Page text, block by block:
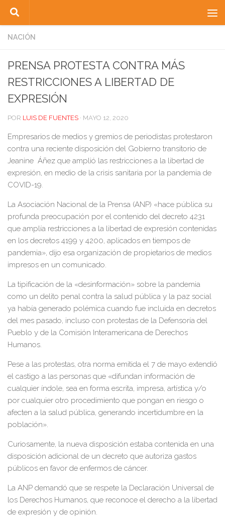
Saltar al contenido
NACIÓN
PRENSA PROTESTA CONTRA MÁS
RESTRICCIONES A LIBERTAD DE
EXPRESIÓN
POR LUIS DE FUENTES · MAYO 12, 2020
Empresarios de medios y gremios de periodistas protestaron
contra una reciente disposición del Gobierno transitorio de
Jeanine Áñez que amplió las restricciones a la libertad de
expresión, en medio de la crisis sanitaria por la pandemia de
COVID-19.
La Asociación Nacional de la Prensa (ANP) «hace pública su
profunda preocupación por el contenido del decreto 4231
que amplía restricciones a la libertad de expresión contenidas
en los decretos 4199 y 4200, aplicados en tiempos de
pandemia», dijo esa organización de propietarios de medios
impresos en un comunicado.
La tipificación de la «desinformación» sobre la pandemia
como un delito penal contra la salud pública y la paz social
ya había generado polémica cuando fue incluida en decretos
del mes pasado, incluso con protestas de la Defensoría del
Pueblo y de la Comisión Interamericana de Derechos
Humanos.
Pese a las protestas, otra norma emitida el 7 de mayo extendió
el castigo a las personas que «difundan información de
cualquier índole, sea en forma escrita, impresa, artística y/o
por cualquier otro procedimiento que pongan en riesgo o
afecten a la salud pública, generando incertidumbre en la
población».
Curiosamente, la nueva disposición estaba contenida en una
disposición adicional de un decreto que autoriza gastos
públicos en favor de enfermos de cáncer.
La ANP demandó que se respete la Declaración Universal de
los Derechos Humanos, que reconoce el derecho a la libertad
de expresión y de opinión.